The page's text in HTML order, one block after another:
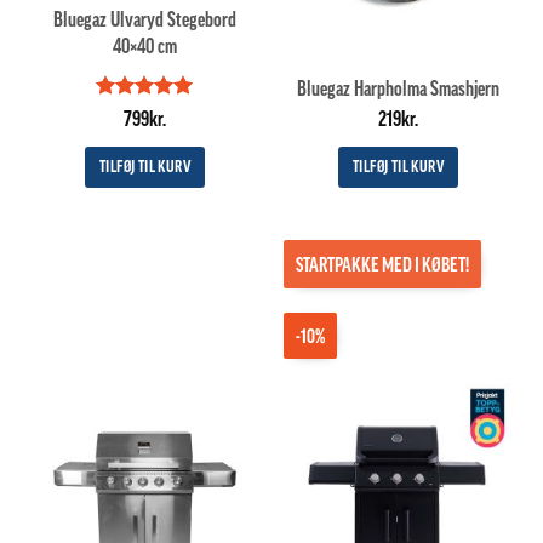
Bluegaz Ulvaryd Stegebord
40×40 cm
Vurderet
799kr.
TILFØJ TIL KURV
Bluegaz Harpholma Smashjern
219kr.
TILFØJ TIL KURV
-10%
STARTPAKKE MED I KØBET!